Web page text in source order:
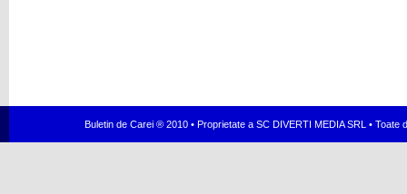
Buletin de Carei ® 2010 • Proprietate a SC DIVERTI MEDIA SRL •